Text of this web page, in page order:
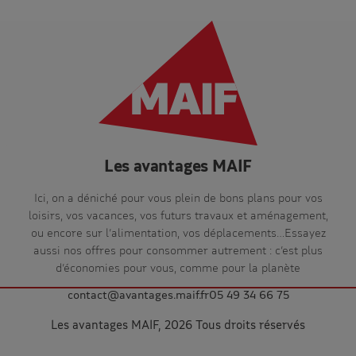
Les avantages MAIF
Ici, on a déniché pour vous plein de bons plans pour vos
loisirs, vos vacances, vos futurs travaux et aménagement,
ou encore sur l’alimentation, vos déplacements…Essayez
aussi nos offres pour consommer autrement : c’est plus
d’économies pour vous, comme pour la planète
contact@avantages.maif.fr05 49 34 66 75
Les avantages MAIF, 2026 Tous droits réservés